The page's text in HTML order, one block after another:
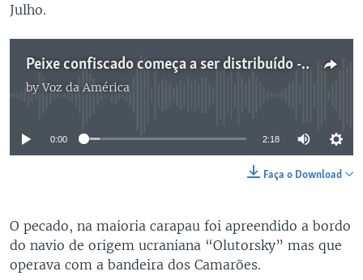
Julho.
Peixe confiscado começa a ser distribuído -2:18
byVoz da América
No media source currently available
0:00 2:18
Faça o Download
O pecado, na maioria carapau foi apreendido a bordo
do navio de origem ucraniana “Olutorsky” mas que
operava com a bandeira dos Camarões.